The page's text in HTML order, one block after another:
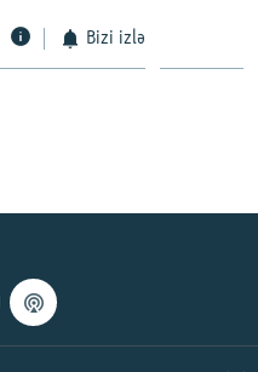
Bizi izlə